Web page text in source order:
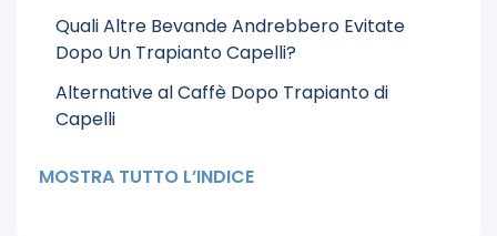
Quali Altre Bevande Andrebbero Evitate
Dopo Un Trapianto Capelli?
Alternative al Caffè Dopo Trapianto di
Capelli
Trapianto di Capelli?
MOSTRA TUTTO L’INDICE